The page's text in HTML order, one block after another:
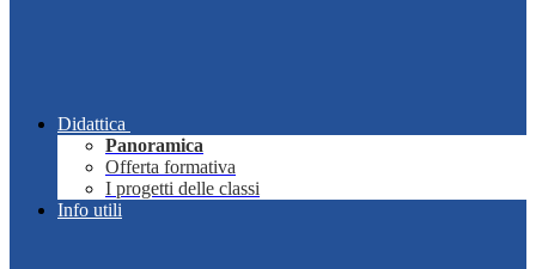
Didattica
Panoramica
Offerta formativa
I progetti delle classi
Info utili